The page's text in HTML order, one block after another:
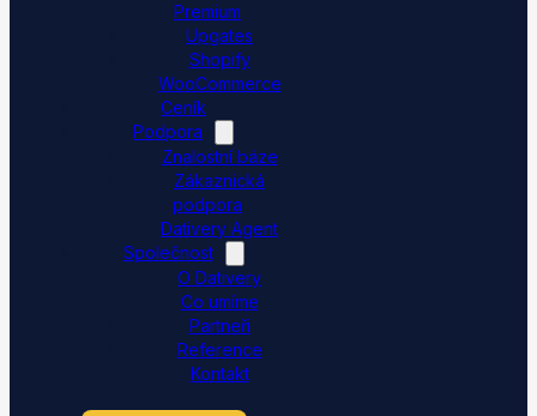
Premium
Upgates
Shopify
WooCommerce
Ceník
Podpora
Znalostní báze
Zákaznická
podpora
Dativery Agent
Společnost
O Dativery
Co umíme
Partneři
Reference
Kontakt